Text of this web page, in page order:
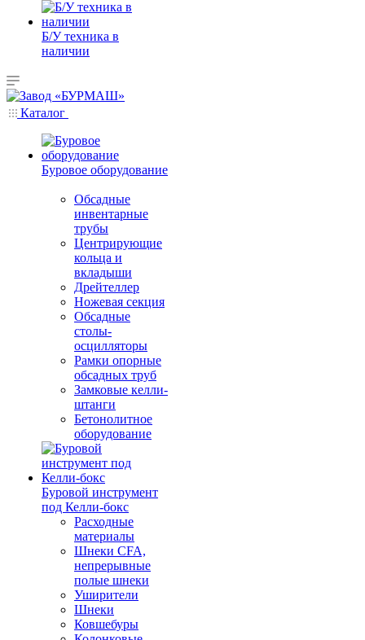
Б/У техника в
наличии
Каталог
Буровое оборудование
Обсадные
инвентарные
трубы
Центрирующие
кольца и
вкладыши
Дрейтеллер
Ножевая секция
Обсадные
столы-
осцилляторы
Рамки опорные
обсадных труб
Замковые келли-
штанги
Бетонолитное
оборудование
Буровой инструмент
под Келли-бокс
Расходные
материалы
Шнеки CFA,
непрерывные
полые шнеки
Уширители
Шнеки
Ковшебуры